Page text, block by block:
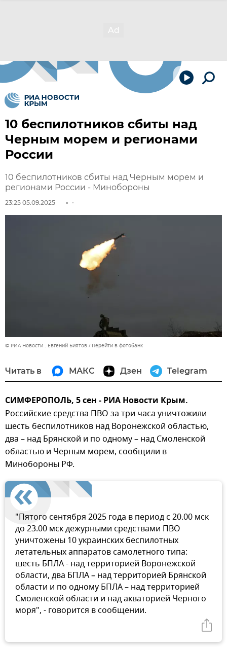
10 беспилотников сбиты над
Черным морем и регионами
России
10 беспилотников сбиты над Черным морем и
регионами России - Минобороны
23:25 05.09.2025
© РИА Новости . Евгений Биятов Перейти в фотобанк
Читать в МАКС Дзен Telegram
СИМФЕРОПОЛЬ, 5 сен - РИА Новости Крым.
Российские средства ПВО за три часа уничтожили
шесть беспилотников над Воронежской областью,
два – над Брянской и по одному – над Смоленской
областью и Черным морем, сообщили в
Минобороны РФ.
"Пятого сентября 2025 года в период с 20.00 мск
до 23.00 мск дежурными средствами ПВО
уничтожены 10 украинских беспилотных
летательных аппаратов самолетного типа:
шесть БПЛА - над территорией Воронежской
области, два БПЛА – над территорией Брянской
области и по одному БПЛА – над территорией
Смоленской области и над акваторией Черного
моря", - говорится в сообщении.